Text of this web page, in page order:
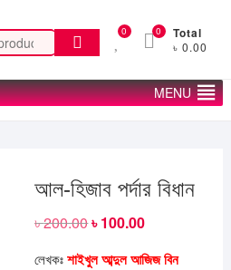
Search
for:
0 Total
৳ 0.00
0
MENU
আল-হিজাব পর্দার বিধান
৳200.00Original
৳ 200.00.
৳100.00Current
is:
৳ 100.00.
লেখকঃশাইখুল আব্দুল আজিজ বিন